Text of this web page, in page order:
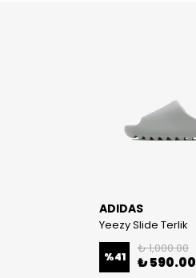
ADIDAS
Yeezy Slide Terlik
%41
₺ 1,000.00
₺ 590.00